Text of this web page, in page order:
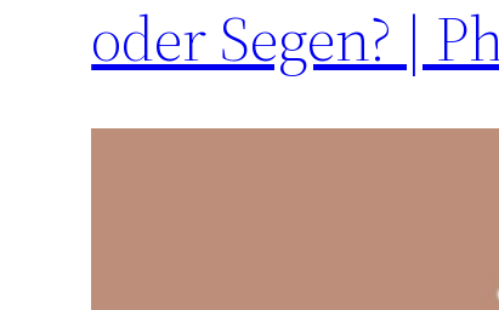
oder Segen? |